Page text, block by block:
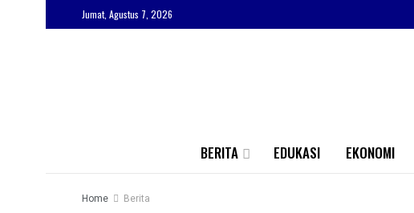
Jumat, Agustus 7, 2026
BERITA EDUKASI EKONOMI
Home Berita